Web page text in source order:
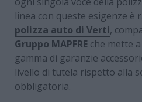
linea con queste esigenze è
polizza auto di Verti,
Gruppo MAPFRE che mette
gamma di garanzie
livello di tutela rispetto alla
obbligatoria.